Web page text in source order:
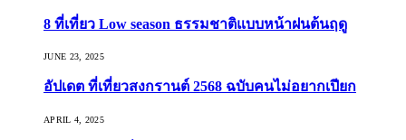
8 ที่เที่ยว Low season ธรรมชาติแบบหน้าฝนต้นฤดู️
JUNE 23, 2025
อัปเดต ที่เที่ยวสงกรานต์ 2568 ฉบับคนไม่อยากเปียก
APRIL 4, 2025